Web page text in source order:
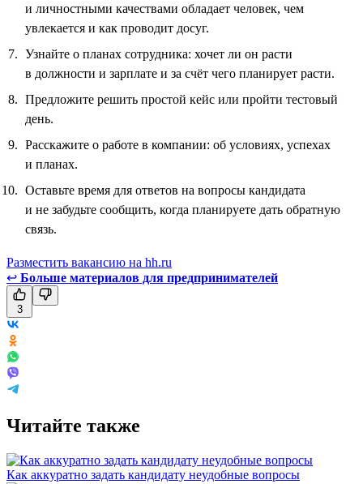
и личностными качествами обладает человек, чем
увлекается и как проводит досуг.
Узнайте о планах сотрудника: хочет ли он расти
в должности и зарплате и за счёт чего планирует расти.
Предложите решить простой кейс или пройти тестовый
день.
Расскажите о работе в компании: об условиях, успехах
и планах.
Оставьте время для ответов на вопросы кандидата
и не забудьте сообщить, когда планируете дать обратную
связь.
Разместить вакансию на hh.ru
↩ Больше материалов для предпринимателей
3
Читайте также
Как аккуратно задать кандидату неудобные вопросы